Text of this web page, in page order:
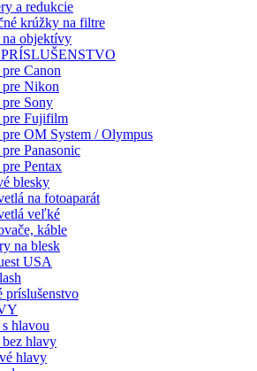
a redukcie
krúžky na filtre
na objektívy
Canon
Nikon
Sony
Fujifilm
OM System / Olympus
Panasonic
Pentax
blesky
na fotoaparát
veľké
káble
na blesk
USA
príslušenstvo
hlavou
hlavy
hlavy